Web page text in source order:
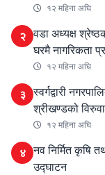
१२ महिना अघि
२ वडा अध्यक्ष
घरमै नागरिकता
१२ महिना अघि
३ स्वर्गद्वारी
श्रीखण्डको
१२ महिना अघि
४ नव निर्मित कृषि
उद्घाटन